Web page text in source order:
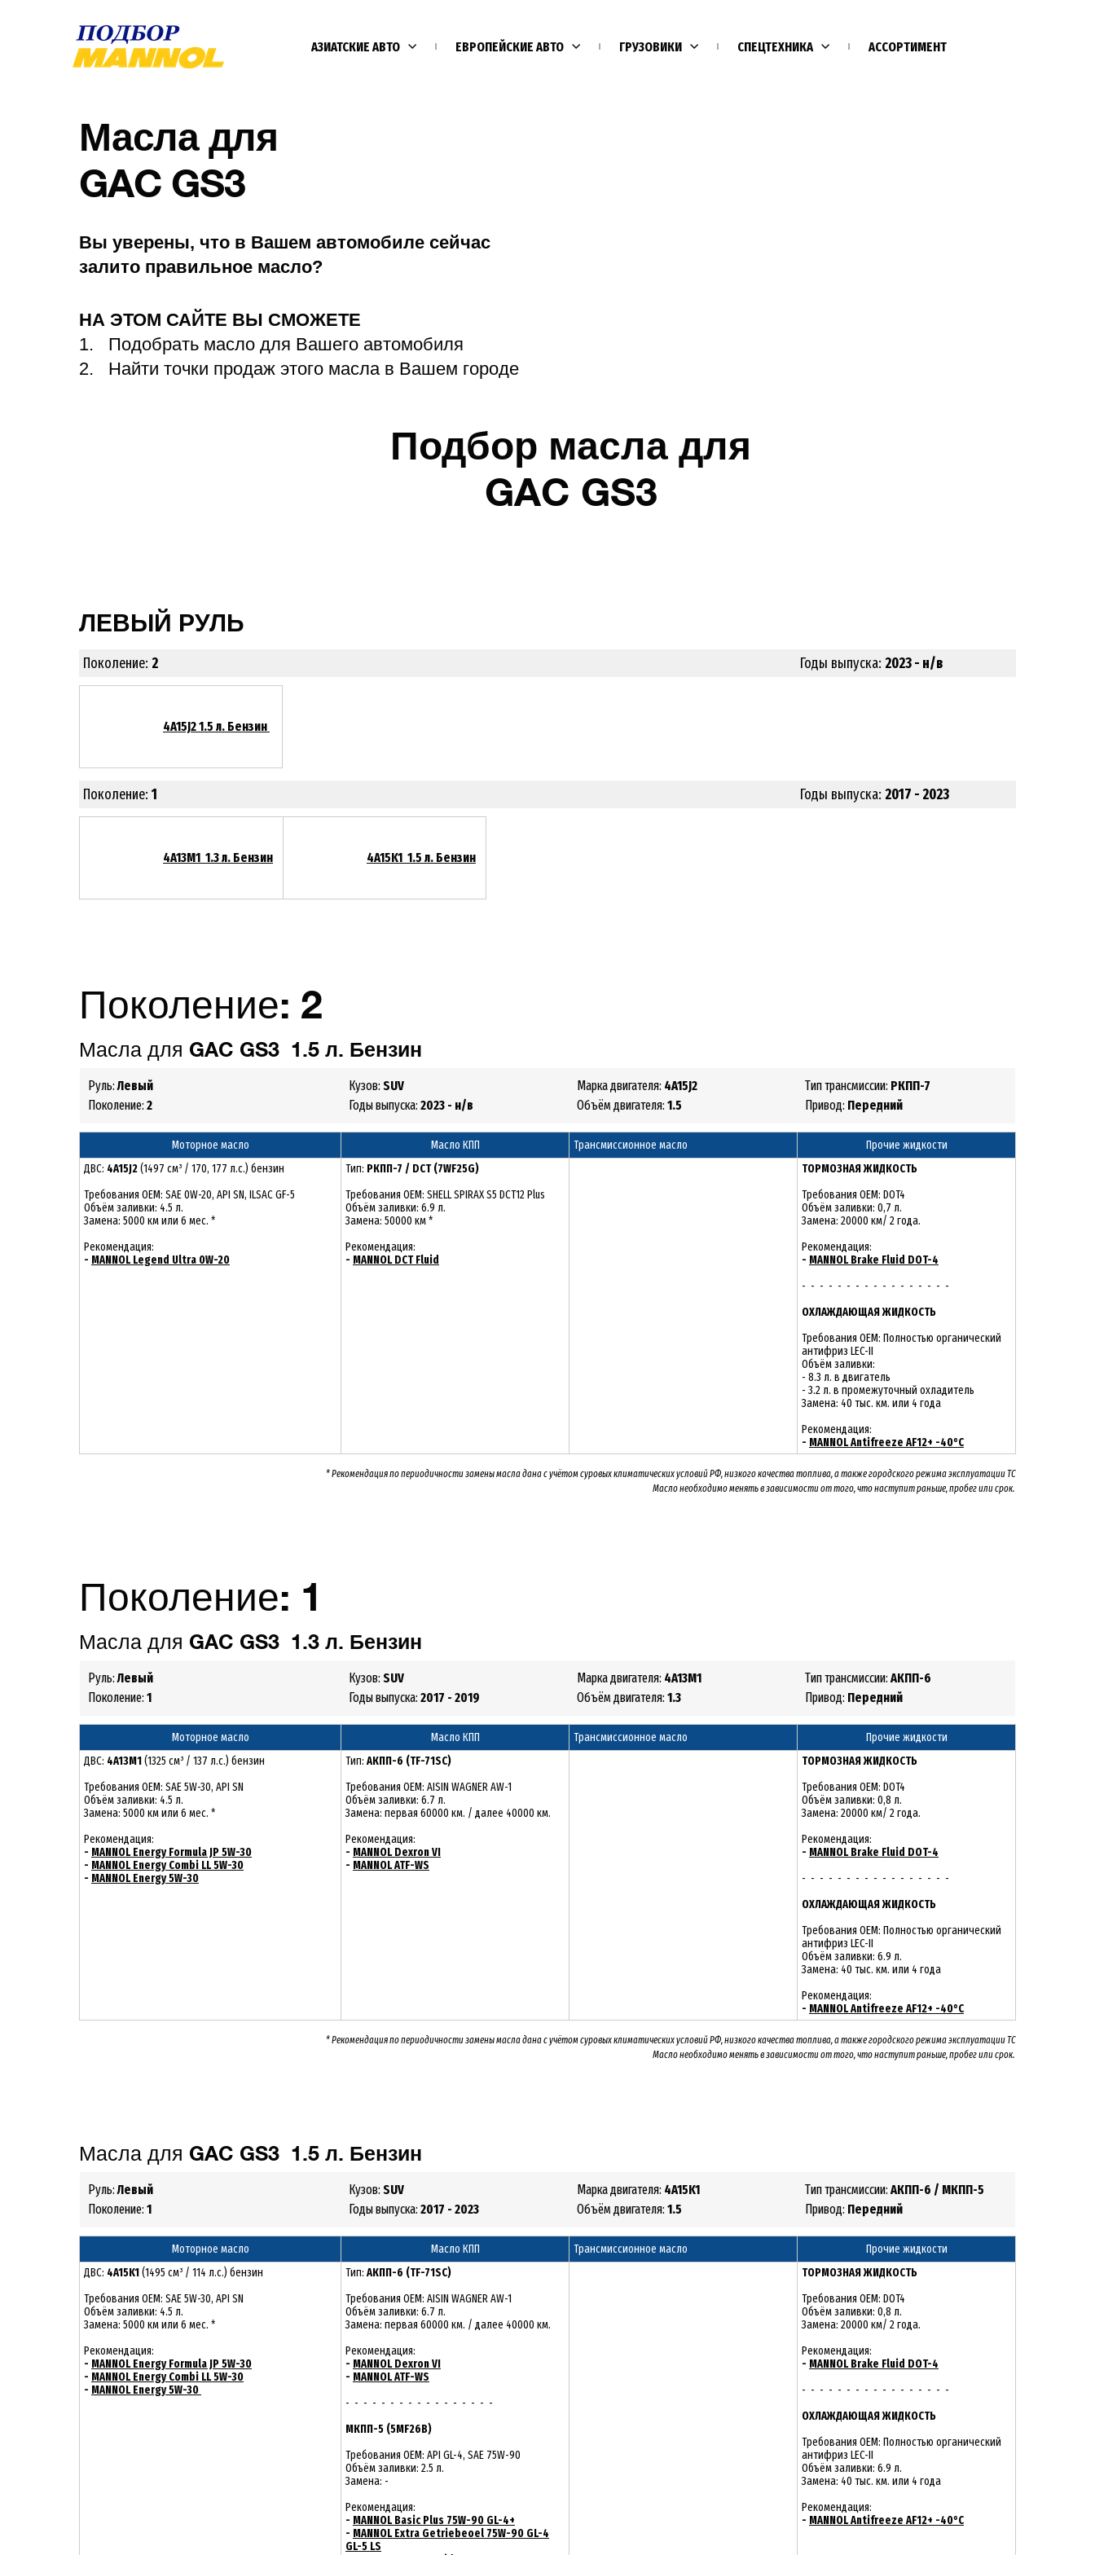
АЗИАТСКИЕ АВТО ЕВРОПЕЙСКИЕ АВТО ГРУЗОВИКИ СПЕЦТЕХНИКА АССОРТИМЕНТ
Масла для
GAC GS3
Вы уверены, что в Вашем автомобиле сейчас
залито правильное масло?
НА ЭТОМ САЙТЕ ВЫ СМОЖЕТЕ
Подобрать масло для Вашего автомобиля
Найти точки продаж этого масла в Вашем городе
Подбор масла для
GAC GS3
ЛЕВЫЙ РУЛЬ
Поколение: 2 Годы выпуска: 2023 - н/в
4A15J2 1.5 л. Бензин
Поколение: 1 Годы выпуска: 2017 - 2023
4A13M1 1.3 л. Бензин 4A15K1 1.5 л. Бензин
Поколение: 2
Масла для GAC GS3 1.5 л. Бензин
Руль:Левый
Поколение: 2
Кузов: SUV
Годы выпуска: 2023 - н/в
Марка двигателя: 4A15J2
Объём двигателя: 1.5
Тип трансмиссии: РКПП-7
Привод: Передний
Моторное масло Масло КПП Трансмиссионное масло
Прочие жидкости
ДВС: 4A15J2(1497 см³ / 170, 177 л.с.) бензин
Требования ОЕМ: SAE 0W-20, API SN, ILSAC GF-5
Объём заливки: 4.5 л.
Замена: 5000 км или 6 мес. *
Рекомендация:
- MANNOL Legend Ultra 0W-20
Тип: РКПП-7 / DCT (7WF25G)
Требования OEM: SHELL SPIRAX S5 DCT12 Plus
Объём заливки: 6.9 л.
Замена: 50000 км *
Рекомендация:
- MANNOL DCT Fluid
ТОРМОЗНАЯ ЖИДКОСТЬ
Требования OEM: DOT4
Объём заливки: 0,7 л.
Замена: 20000 км/ 2 года.
Рекомендация:
- MANNOL Brake Fluid DOT-4
- - - - - - - - - - - - - - - - -
ОХЛАЖДАЮЩАЯ ЖИДКОСТЬ
Требования OEM: Полностью органический
антифриз LEC-II
Объём заливки:
- 8.3 л. в двигатель
- 3.2 л. в промежуточный охладитель
Замена: 40 тыс. км. или 4 года
Рекомендация:
- MANNOL Antifreeze AF12+ -40°C
* Рекомендация по периодичности замены масла дана с учётом суровых климатических условий РФ, низкого качества топлива, а также городского режима эксплуатации ТС
Масло необходимо менятьв зависимости от того, что наступит раньше, пробег или срок.
Поколение: 1
Масла для GAC GS3 1.3 л. Бензин
Руль:Левый
Поколение: 1
Кузов: SUV
Годы выпуска: 2017 - 2019
Марка двигателя: 4A13M1
Объём двигателя: 1.3
Тип трансмиссии: АКПП-6
Привод: Передний
Моторное масло Масло КПП Трансмиссионное масло
Прочие жидкости
ДВС: 4A13M1(1325 см³ / 137 л.с.) бензин
Требования ОЕМ: SAE 5W-30, API SN
Объём заливки: 4.5 л.
Замена: 5000 км или 6 мес. *
Рекомендация:
- MANNOL Energy Formula JP 5W-30
- MANNOL Energy Combi LL 5W-30
- MANNOL Energy 5W-30
Тип: АКПП-6 (TF-71SC)
Требования OEM: AISIN WAGNER AW-1
Объём заливки: 6.7 л.
Замена: первая 60000 км. / далее 40000 км.
Рекомендация:
- MANNOL Dexron VI
- MANNOL ATF-WS
ТОРМОЗНАЯ ЖИДКОСТЬ
Требования OEM: DOT4
Объём заливки: 0,8 л.
Замена: 20000 км/ 2 года.
Рекомендация:
- MANNOL Brake Fluid DOT-4
- - - - - - - - - - - - - - - - -
ОХЛАЖДАЮЩАЯ ЖИДКОСТЬ
Требования OEM: Полностью органический
антифриз LEC-II
Объём заливки: 6.9 л.
Замена: 40 тыс. км. или 4 года
Рекомендация:
- MANNOL Antifreeze AF12+ -40°C
* Рекомендация по периодичности замены масла дана с учётом суровых климатических условий РФ, низкого качества топлива, а также городского режима эксплуатации ТС
Масло необходимо менятьв зависимости от того, что наступит раньше, пробег или срок.
Масла для GAC GS3 1.5 л. Бензин
Руль:Левый
Поколение: 1
Кузов: SUV
Годы выпуска: 2017 - 2023
Марка двигателя: 4A15K1
Объём двигателя: 1.5
Тип трансмиссии: АКПП-6 / МКПП-5
Привод: Передний
Моторное масло Масло КПП Трансмиссионное масло
Прочие жидкости
ДВС: 4A15K1(1495 см³ / 114 л.с.) бензин
Требования ОЕМ: SAE 5W-30, API SN
Объём заливки: 4.5 л.
Замена: 5000 км или 6 мес. *
Рекомендация:
- MANNOL Energy Formula JP 5W-30
- MANNOL Energy Combi LL 5W-30
- MANNOL Energy 5W-30
Тип: АКПП-6 (TF-71SC)
Требования OEM: AISIN WAGNER AW-1
Объём заливки: 6.7 л.
Замена: первая 60000 км. / далее 40000 км.
Рекомендация:
- MANNOL Dexron VI
- MANNOL ATF-WS
- - - - - - - - - - - - - - - - -
МКПП-5 (5MF26B)
Требования OEM: API GL-4, SAE 75W-90
Объём заливки: 2.5 л.
Замена: -
Рекомендация:
- MANNOL Basic Plus 75W-90 GL-4+
- MANNOL Extra Getriebeoel 75W-90 GL-4
GL-5 LS
ТОРМОЗНАЯ ЖИДКОСТЬ
Требования OEM: DOT4
Объём заливки: 0,8 л.
Замена: 20000 км/ 2 года.
Рекомендация:
- MANNOL Brake Fluid DOT-4
- - - - - - - - - - - - - - - - -
ОХЛАЖДАЮЩАЯ ЖИДКОСТЬ
Требования OEM: Полностью органический
антифриз LEC-II
Объём заливки: 6.9 л.
Замена: 40 тыс. км. или 4 года
Рекомендация:
- MANNOL Antifreeze AF12+ -40°C